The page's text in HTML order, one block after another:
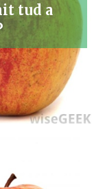
tud a